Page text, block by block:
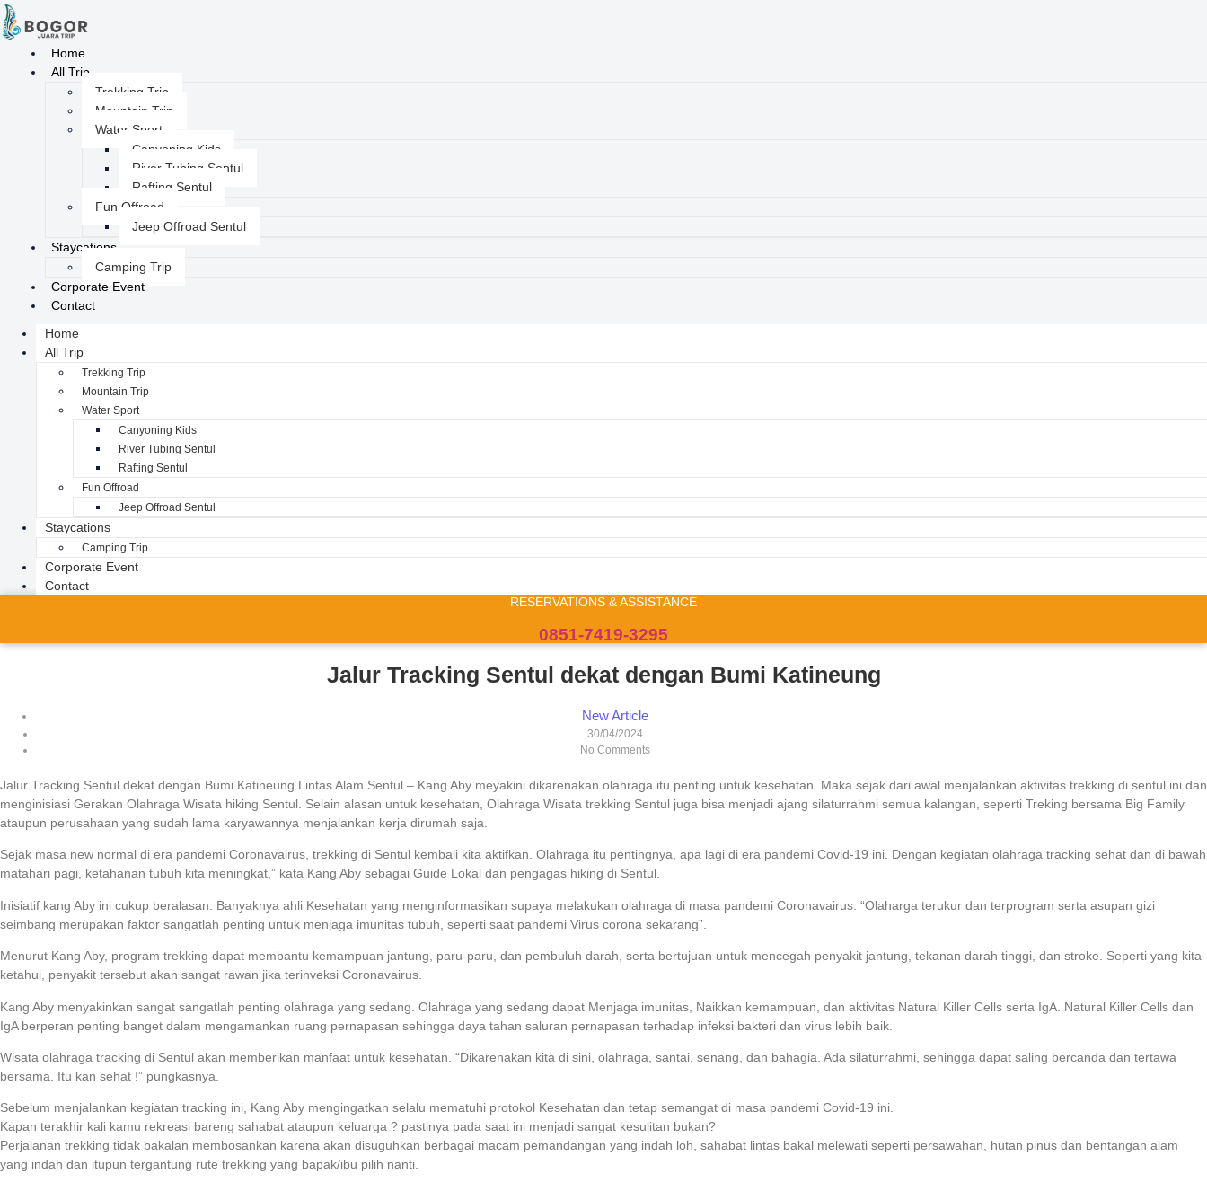
Home
All Trip
Trekking Trip
Mountain Trip
Water Sport
Canyoning Kids
River Tubing Sentul
Rafting Sentul
Fun Offroad
Jeep Offroad Sentul
Staycations
Camping Trip
Corporate Event
Contact
Home
All Trip
Trekking Trip
Mountain Trip
Water Sport
Canyoning Kids
River Tubing Sentul
Rafting Sentul
Fun Offroad
Jeep Offroad Sentul
Staycations
Camping Trip
Corporate Event
Contact
RESERVATIONS & ASSISTANCE
0851-7419-3295
Jalur Tracking Sentul dekat dengan Bumi Katineung
New Article
30/04/2024
No Comments
Jalur Tracking Sentul dekat dengan Bumi Katineung Lintas Alam Sentul – Kang Aby meyakini dikarenakan olahraga itu penting untuk kesehatan. Maka sejak dari awal menjalankan aktivitas trekking di sentul ini dan
menginisiasi Gerakan Olahraga Wisata hiking Sentul. Selain alasan untuk kesehatan, Olahraga Wisata trekking Sentul juga bisa menjadi ajang silaturrahmi semua kalangan, seperti Treking bersama Big Family
ataupun perusahaan yang sudah lama karyawannya menjalankan kerja dirumah saja.
Sejak masa new normal di era pandemi Coronavairus, trekking di Sentul kembali kita aktifkan. Olahraga itu pentingnya, apa lagi di era pandemi Covid-19 ini. Dengan kegiatan olahraga tracking sehat dan di bawah
matahari pagi, ketahanan tubuh kita meningkat,” kata Kang Aby sebagai Guide Lokal dan pengagas hiking di Sentul.
Inisiatif kang Aby ini cukup beralasan. Banyaknya ahli Kesehatan yang menginformasikan supaya melakukan olahraga di masa pandemi Coronavairus. “Olaharga terukur dan terprogram serta asupan gizi
seimbang merupakan faktor sangatlah penting untuk menjaga imunitas tubuh, seperti saat pandemi Virus corona sekarang”.
Menurut Kang Aby, program trekking dapat membantu kemampuan jantung, paru-paru, dan pembuluh darah, serta bertujuan untuk mencegah penyakit jantung, tekanan darah tinggi, dan stroke. Seperti yang kita
ketahui, penyakit tersebut akan sangat rawan jika terinveksi Coronavairus.
Kang Aby menyakinkan sangat sangatlah penting olahraga yang sedang. Olahraga yang sedang dapat Menjaga imunitas, Naikkan kemampuan, dan aktivitas Natural Killer Cells serta IgA. Natural Killer Cells dan
IgA berperan penting banget dalam mengamankan ruang pernapasan sehingga daya tahan saluran pernapasan terhadap infeksi bakteri dan virus lebih baik.
Wisata olahraga tracking di Sentul akan memberikan manfaat untuk kesehatan. “Dikarenakan kita di sini, olahraga, santai, senang, dan bahagia. Ada silaturrahmi, sehingga dapat saling bercanda dan tertawa
bersama. Itu kan sehat !” pungkasnya.
Sebelum menjalankan kegiatan tracking ini, Kang Aby mengingatkan selalu mematuhi protokol Kesehatan dan tetap semangat di masa pandemi Covid-19 ini.
Kapan terakhir kali kamu rekreasi bareng sahabat ataupun keluarga ? pastinya pada saat ini menjadi sangat kesulitan bukan?
Perjalanan trekking tidak bakalan membosankan karena akan disuguhkan berbagai macam pemandangan yang indah loh, sahabat lintas bakal melewati seperti persawahan, hutan pinus dan bentangan alam
yang indah dan itupun tergantung rute trekking yang bapak/ibu pilih nanti.